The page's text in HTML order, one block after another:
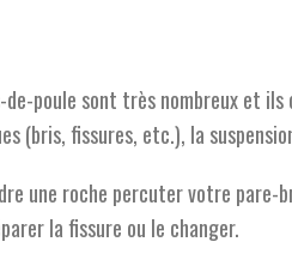
poule sont très nombreux et
(bris, fissures, etc.), la
une roche percuter votre
la fissure ou le changer.